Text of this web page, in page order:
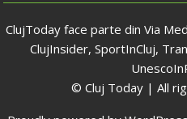
ClujToday face parte din Via
ClujInsider, SportInCluj,
© Cluj Today | All